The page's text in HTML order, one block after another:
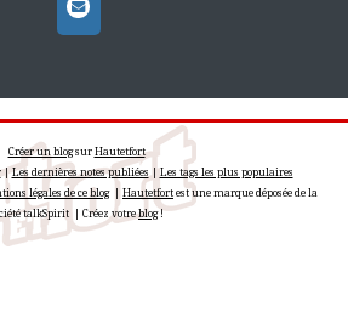
Créer un blogsurHautetfort
|Les dernières notes publiées |Les tags les plus populaires
légales de ce blog| Hautetfortest une marque déposée de la
talkSpirit | Créez votreblog!